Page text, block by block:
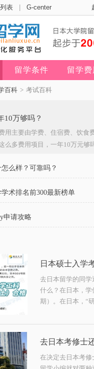
表 G-center
留学条件 留学费
百科 > 考试百科
10万够吗？
用主要由学费、住宿费、饮食
么多费用项目，一年10万元够
么样？可靠吗？
术排名前300最新榜单
申请攻略
日本硕士入学
去日本留学的同
什么？在日本，
期）。在日本，“
去日本考修士
在决定去日本考修